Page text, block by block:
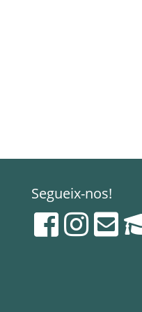
Segueix-nos!